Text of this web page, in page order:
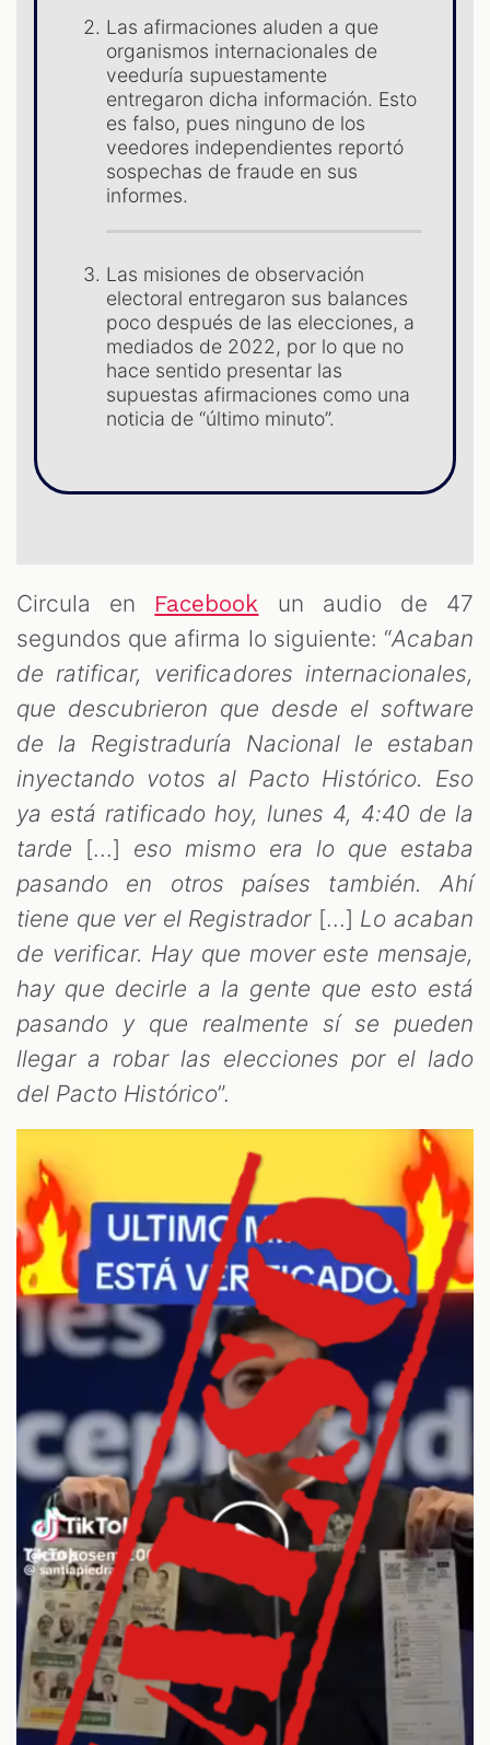
Las afirmaciones aluden a que
organismos internacionales de
veeduría supuestamente
entregaron dicha información. Esto
es falso, pues ninguno de los
veedores independientes reportó
sospechas de fraude en sus
informes.
Las misiones de observación
electoral entregaron sus balances
poco después de las elecciones, a
mediados de 2022, por lo que no
hace sentido presentar las
supuestas afirmaciones como una
noticia de “último minuto”.
Circula en Facebook un audio de 47
segundos que afirma lo siguiente: “Acaban
de ratificar, verificadores internacionales,
que descubrieron que desde el software
de la Registraduría Nacional le estaban
inyectando votos al Pacto Histórico. Eso
ya está ratificado hoy, lunes 4, 4:40 de la
tarde [...] eso mismo era lo que estaba
pasando en otros países también. Ahí
tiene que ver el Registrador[...] Lo acaban
de verificar. Hay que mover este mensaje,
hay que decirle a la gente que esto está
pasando y que realmente sí se pueden
llegar a robar las elecciones por el lado
del Pacto Histórico”.